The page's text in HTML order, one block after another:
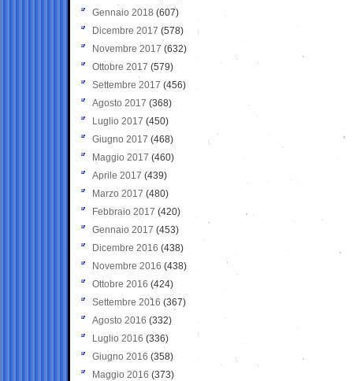
Gennaio 2018 (607)
Dicembre 2017 (578)
Novembre 2017 (632)
Ottobre 2017 (579)
Settembre 2017 (456)
Agosto 2017 (368)
Luglio 2017 (450)
Giugno 2017 (468)
Maggio 2017 (460)
Aprile 2017 (439)
Marzo 2017 (480)
Febbraio 2017 (420)
Gennaio 2017 (453)
Dicembre 2016 (438)
Novembre 2016 (438)
Ottobre 2016 (424)
Settembre 2016 (367)
Agosto 2016 (332)
Luglio 2016 (336)
Giugno 2016 (358)
Maggio 2016 (373)